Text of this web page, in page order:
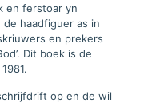
en ferstoar yn
de haadfiguer as in
en prekers
Dit boek is de
op en de wil